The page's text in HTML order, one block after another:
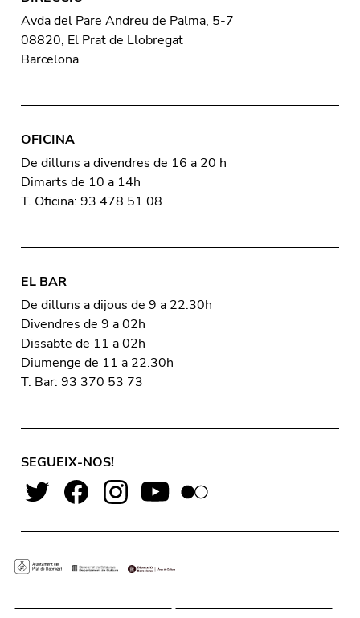
Avda del Pare Andreu de Palma, 5-7
08820, El Prat de Llobregat
Barcelona
OFICINA
De dilluns a divendres de 16 a 20 h
Dimarts de 10 a 14h
T. Oficina: 93 478 51 08
EL BAR
De dilluns a dijous de 9 a 22.30h
Divendres de 9 a 02h
Dissabte de 11 a 02h
Diumenge de 11 a 22.30h
T. Bar: 93 370 53 73
SEGUEIX-NOS!